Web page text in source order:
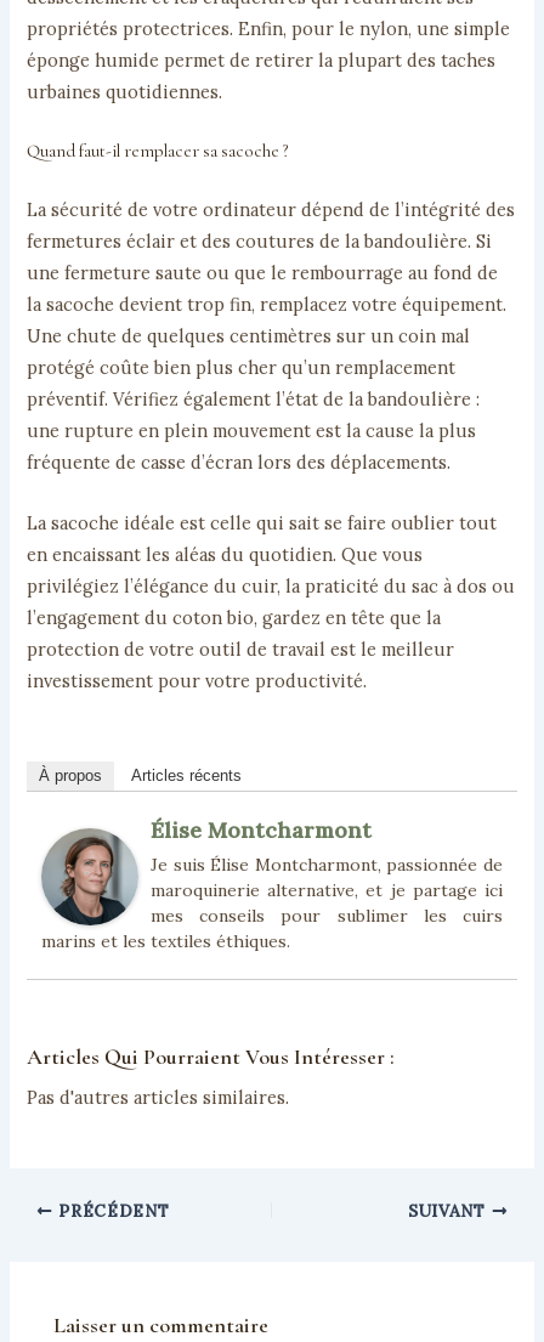
propriétés protectrices. Enfin, pour le nylon, une simple
éponge humide permet de retirer la plupart des taches
urbaines quotidiennes.
Quand faut-il remplacer sa sacoche ?
La sécurité de votre ordinateur dépend de l’intégrité des
fermetures éclair et des coutures de la bandoulière. Si
une fermeture saute ou que le rembourrage au fond de
la sacoche devient trop fin, remplacez votre équipement.
Une chute de quelques centimètres sur un coin mal
protégé coûte bien plus cher qu’un remplacement
préventif. Vérifiez également l’état de la bandoulière :
une rupture en plein mouvement est la cause la plus
fréquente de casse d’écran lors des déplacements.
La sacoche idéale est celle qui sait se faire oublier tout
en encaissant les aléas du quotidien. Que vous
privilégiez l’élégance du cuir, la praticité du sac à dos ou
l’engagement du coton bio, gardez en tête que la
protection de votre outil de travail est le meilleur
investissement pour votre productivité.
À propos Articles récents
Élise Montcharmont
Je suis Élise Montcharmont, passionnée de
maroquinerie alternative, et je partage ici
mes conseils pour sublimer les cuirs
marins et les textiles éthiques.
Articles Qui Pourraient Vous Intéresser :
Pas d'autres articles similaires.
PRÉCÉDENT SUIVANT
Laisser un commentaire